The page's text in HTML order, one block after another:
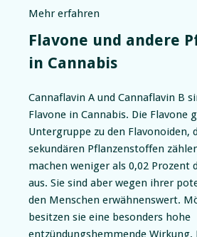
Mehr erfahren
Flavone und andere
in Cannabis
Cannaflavin A und Cannaflavin B
Flavone in Cannabis. Die Flavone
Untergruppe zu den Flavonoiden,
sekundären Pflanzenstoffen
machen weniger als 0,02 Prozent
aus. Sie sind aber wegen ihrer
den Menschen erwähnenswert.
besitzen sie eine besonders hohe
entzündungshemmende Wirkung.